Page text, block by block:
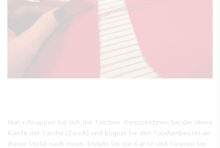
Nun schnappen Sie sich die Taschen. Kennzeichnen Sie die obere
Kante der Tasche (Zwick) und bügeln Sie den Taschenbeutel an
dieser Stelle nach innen. Endeln Sie die Kante und fixieren Sie